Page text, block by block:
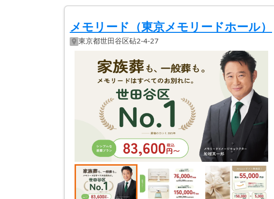
メモリード（東京メモリードホール）
東京都世田谷区砧2-4-27